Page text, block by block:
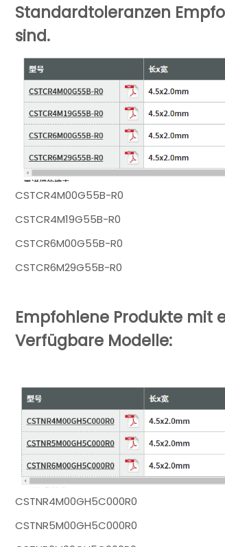
Standardtoleranzen
sind.
CSTCR4M00G55B-R0
CSTCR4M19G55B-R0
CSTCR6M00G55B-R0
CSTCR6M29G55B-R0
Empfohlene Produkte mit
Verfügbare Modelle:
CSTNR4M00GH5C000R0
CSTNR5M00GH5C000R0